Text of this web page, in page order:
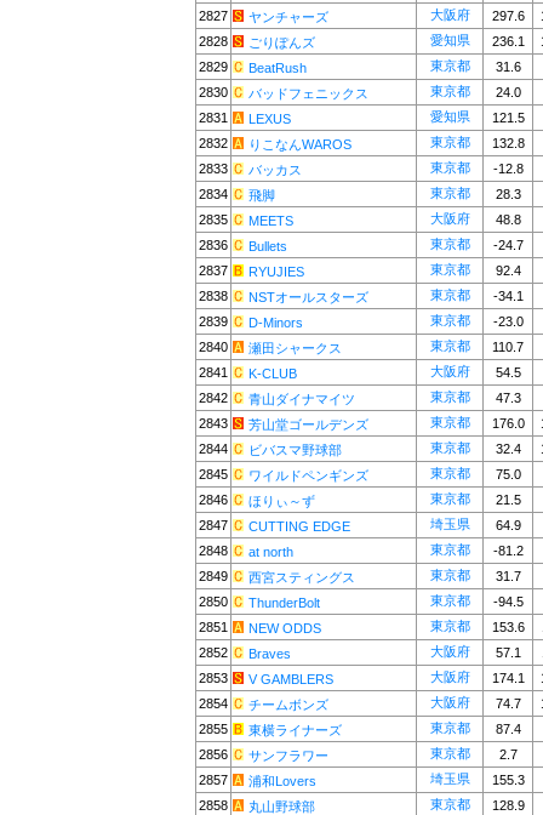
2827
ヤンチャーズ 大阪府 297.6
2828
ごりぽんズ 愛知県 236.1
2829
BeatRush 東京都
31.6
2830
バッドフェニックス 東京都
24.0
2831
LEXUS 愛知県
121.5
2832
りこなんWAROS 東京都
132.8
2833
バッカス 東京都
-12.8
2834
飛脚 東京都
28.3
2835
MEETS 大阪府
48.8
2836
Bullets 東京都
-24.7
2837
RYUJIES 東京都
92.4
2838
NSTオールスターズ 東京都
-34.1
2839
D-Minors 東京都
-23.0
2840
瀬田シャークス 東京都
110.7
2841
K-CLUB 大阪府
54.5
2842
青山ダイナマイツ 東京都
47.3
2843
芳山堂ゴールデンズ 東京都 176.0
2844
ビバスマ野球部 東京都 32.4
2845
ワイルドペンギンズ 東京都
75.0
2846
ほりぃ～ず 東京都
21.5
2847
CUTTING EDGE 埼玉県
64.9
2848
at north 東京都
-81.2
2849
西宮スティングス 東京都
31.7
2850
ThunderBolt 東京都
-94.5
2851
NEW ODDS 東京都 153.6
2852
Braves 大阪府 57.1
2853
V GAMBLERS 大阪府 174.1
2854
チームボンズ 大阪府 74.7
2855
東横ライナーズ 東京都
87.4
2856
サンフラワー 東京都
2.7
2857
浦和Lovers 埼玉県
155.3
2858
丸山野球部 東京都
128.9